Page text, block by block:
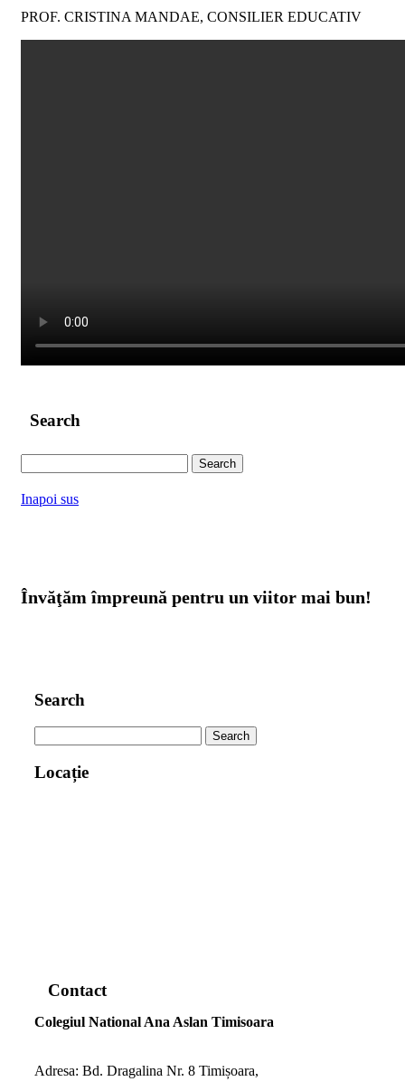
PROF. CRISTINA MANDAE, CONSILIER EDUCATIV
Search
for:
Inapoi sus
Învăţăm împreună pentru un viitor mai bun!
Search
for:
Locație
www.map-embed.com
Contact
Colegiul National Ana Aslan Timisoara
Adresa: Bd. Dragalina Nr. 8 Timișoara,